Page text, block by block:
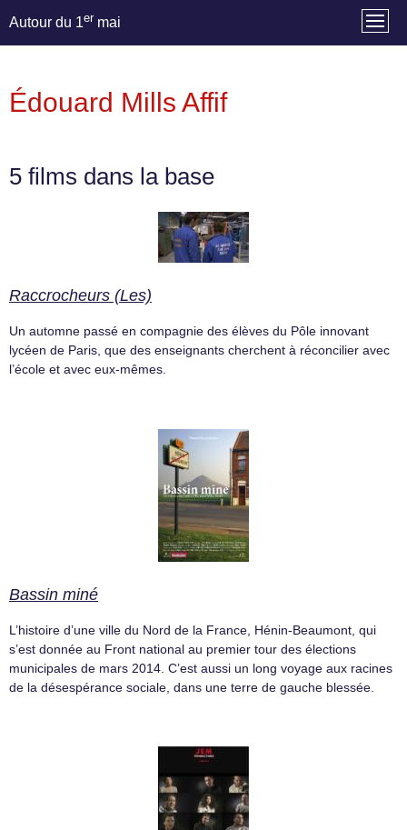
Autour du 1er mai
Édouard Mills Affif
5 films dans la base
Raccrocheurs (Les)
Un automne passé en compagnie des élèves du Pôle innovant
lycéen de Paris, que des enseignants cherchent à réconcilier avec
l’école et avec eux-mêmes.
Bassin miné
L’histoire d’une ville du Nord de la France, Hénin-Beaumont, qui
s’est donnée au Front national au premier tour des élections
municipales de mars 2014. C’est aussi un long voyage aux racines
de la désespérance sociale, dans une terre de gauche blessée.